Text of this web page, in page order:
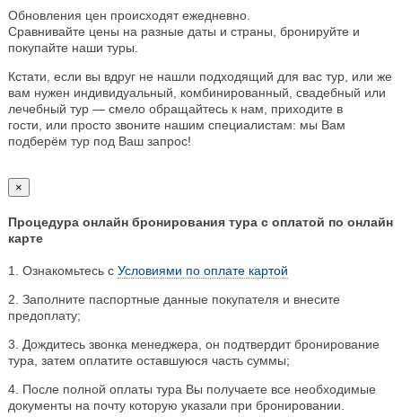
Обновления цен происходят ежедневно.
Сравнивайте цены на разные даты и страны, бронируйте и
покупайте наши туры.
Кстати, если вы вдруг не нашли подходящий для вас тур, или же
вам нужен индивидуальный, комбинированный, свадебный или
лечебный тур — смело обращайтесь к нам, приходите в
гости, или просто звоните нашим специалистам: мы Вам
подберём тур под Ваш запрос!
×
Процедура онлайн бронирования тура с оплатой по онлайн
карте
1. Ознакомьтесь с Условиями по оплате картой
2. Заполните паспортные данные покупателя и внесите
предоплату;
3. Дождитесь звонка менеджера, он подтвердит бронирование
тура, затем оплатите оставшуюся часть суммы;
4. После полной оплаты тура Вы получаете все необходимые
документы на почту которую указали при бронировании.